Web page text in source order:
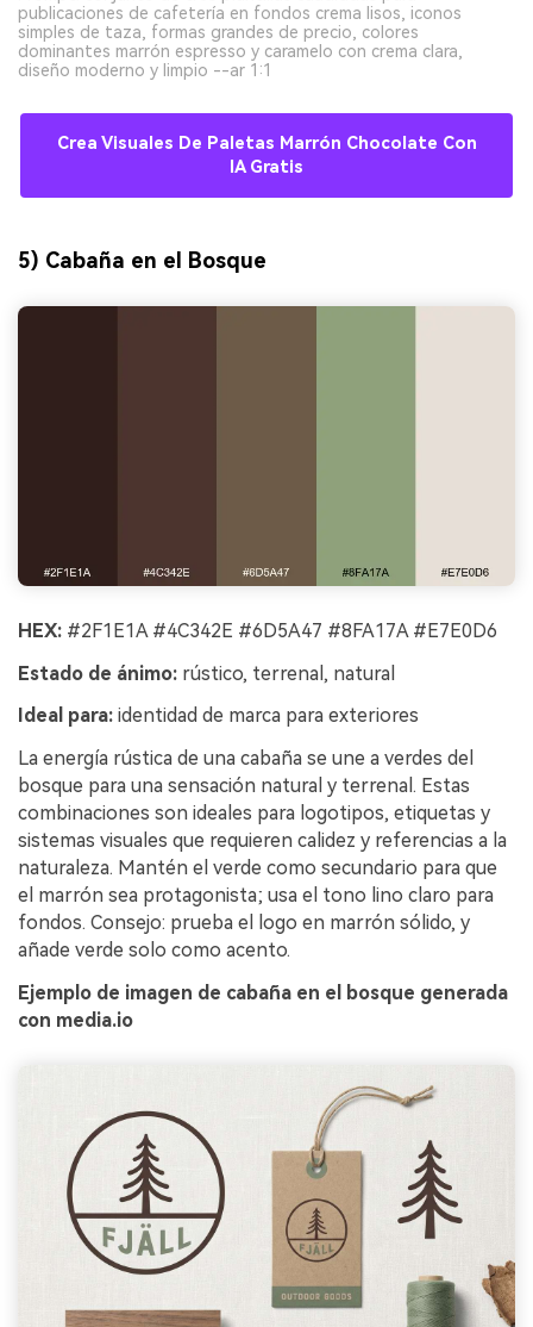
publicaciones de cafetería en fondos crema lisos, iconos
simples de taza, formas grandes de precio, colores
dominantes marrón espresso y caramelo con crema clara,
diseño moderno y limpio --ar 1:1
Crea Visuales De Paletas Marrón Chocolate Con
IA Gratis
5) Cabaña en el Bosque
HEX: #2F1E1A #4C342E #6D5A47 #8FA17A #E7E0D6
Estado de ánimo: rústico, terrenal, natural
Ideal para: identidad de marca para exteriores
La energía rústica de una cabaña se une a verdes del
bosque para una sensación natural y terrenal. Estas
combinaciones son ideales para logotipos, etiquetas y
sistemas visuales que requieren calidez y referencias a la
naturaleza. Mantén el verde como secundario para que
el marrón sea protagonista; usa el tono lino claro para
fondos. Consejo: prueba el logo en marrón sólido, y
añade verde solo como acento.
Ejemplo de imagen de cabaña en el bosque generada
con media.io